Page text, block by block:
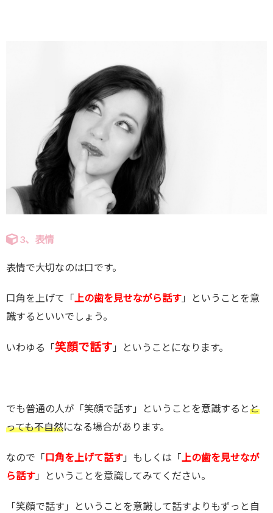
3、表情
表情で大切なのは口です。
口角を上げて「上の歯を見せながら話す 」ということを意
識するといいでしょう。
いわゆる「笑顔で話す 」ということになります。
でも普通の人が「笑顔で話す」ということを意識するとと
っても不自然になる場合があります。
なので「口角を上げて話す 」もしくは「上の歯を見せなが
ら話す 」ということを意識してみてください。
「笑顔で話す」ということを意識して話すよりもずっと自